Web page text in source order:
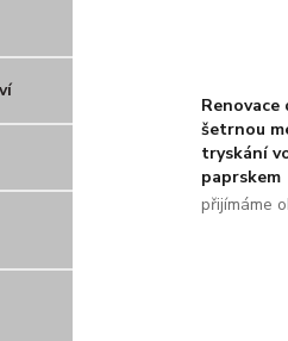
Renovace
šetrnou
tryskání
paprskem
přijímáme